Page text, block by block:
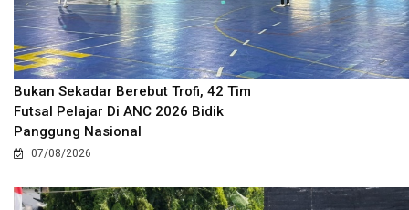
Bukan Sekadar Berebut Trofi, 42 Tim
Futsal Pelajar Di ANC 2026 Bidik
Panggung Nasional
07/08/2026